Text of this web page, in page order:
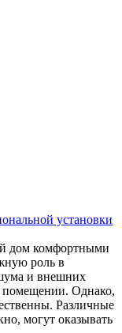
установки
дом комфортными
роль в
и внешних
помещении. Однако,
Различные
могут оказывать